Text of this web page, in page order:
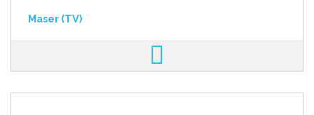
Maser (TV)